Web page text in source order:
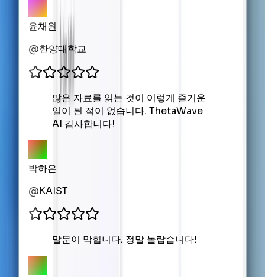
윤채원
@한양대학교
많은 자료를 읽는 것이 이렇게 즐거운
일이 된 적이 없습니다. ThetaWave
AI 감사합니다!
박하은
@KAIST
말문이 막힙니다. 정말 놀랍습니다!